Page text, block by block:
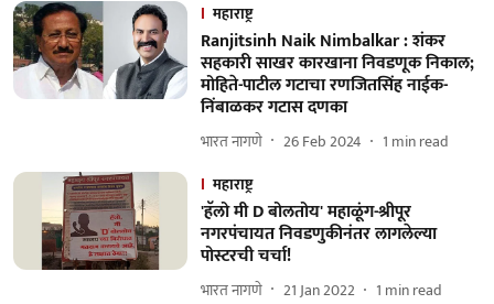
महाराष्ट्र
Ranjitsinh Naik Nimbalkar : शंकर
सहकारी साखर कारखाना निवडणूक निकाल;
मोहिते-पाटील गटाचा रणजितसिंह नाईक-
निंबाळकर गटास दणका
भारत नागणे 26 Feb 2024 1 min read
महाराष्ट्र
'हॅलो मी D बोलतोय' महाळूंग-श्रीपूर
नगरपंचायत निवडणुकीनंतर लागलेल्या
पोस्टरची चर्चा!
भारत नागणे 21 Jan 2022 1 min read